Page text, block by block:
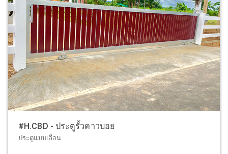
#H.CBD - ประตูรั้วคาวบอย
ประตูแบบเลื่อน